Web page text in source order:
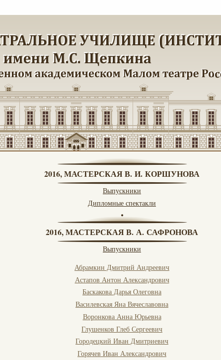
2016, МАСТЕРСКАЯ В. И. КОРШУНОВА
Выпускники
Дипломные спектакли
2016, МАСТЕРСКАЯ В. А. САФРОНОВА
Выпускники
Абрамкин Дмитрий Андреевич
Астапов Антон Александрович
Баскакова Дарья Олеговна
Василевская Яна Вячеславовна
Воронкова Анна Юрьевна
Глушенков Глеб Сергеевич
Городецкий Иван Дмитриевич
Горячев Иван Александрович